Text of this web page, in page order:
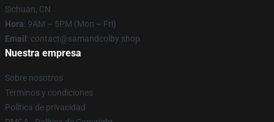
Sichuan, CN
Hora: 9AM – 5PM (Mon – Fri)
Email : contact@samandcolby.shop
Nuestra empresa
Sobre nosotros
Términos y condiciones
Política de privacidad